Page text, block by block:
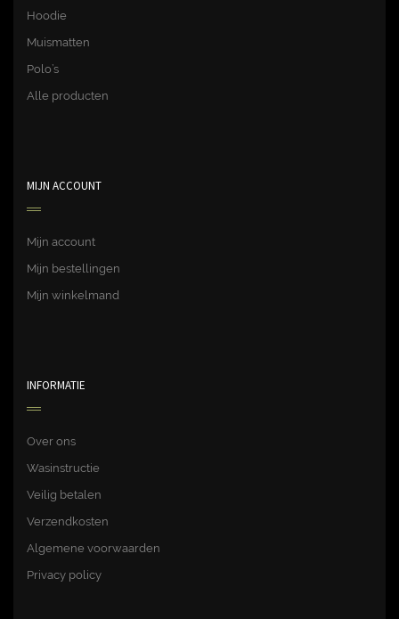
Hoodie
Muismatten
Polo’s
Alle producten
MIJN ACCOUNT
Mijn account
Mijn bestellingen
Mijn winkelmand
INFORMATIE
Over ons
Wasinstructie
Veilig betalen
Verzendkosten
Algemene voorwaarden
Privacy policy